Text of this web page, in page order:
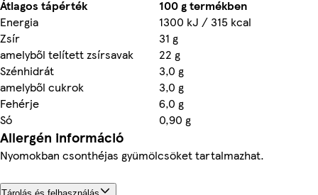
Átlagos tápérték
100 g termékben
Energia
1300 kJ / 315 kcal
Zsír
31 g
amelyből telített zsírsavak
22 g
Szénhidrát
3,0 g
amelyből cukrok
3,0 g
Fehérje
6,0 g
Só
0,90 g
Allergén információ
Nyomokban csonthéjas gyümölcsöket tartalmazhat.